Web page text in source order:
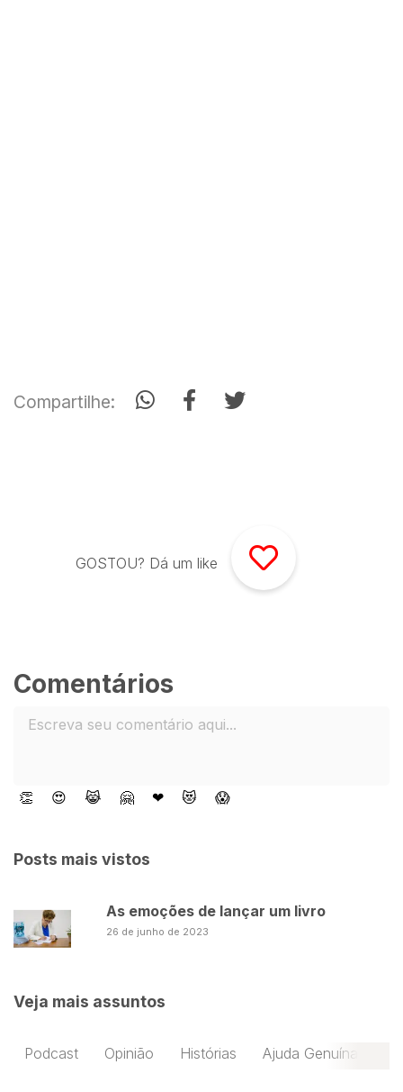
Compartilhe:
GOSTOU? Dá um like
Comentários
👏 😍 😹 🤗 ❤ 😻 😱
Posts mais vistos
As emoções de lançar um livro
26 de junho de 2023
Veja mais assuntos
Podcast Opinião Histórias Ajuda Genuína